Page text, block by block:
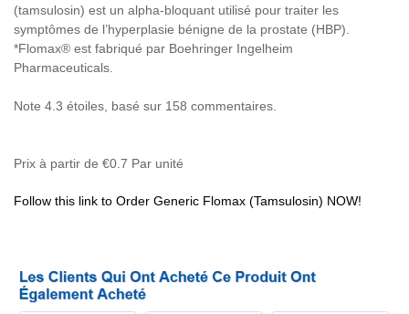
(tamsulosin) est un alpha-bloquant utilisé pour traiter les
symptômes de l’hyperplasie bénigne de la prostate (HBP).
*Flomax® est fabriqué par Boehringer Ingelheim
Pharmaceuticals.
Note 4.3 étoiles, basé sur 158 commentaires.
Prix à partir de €0.7 Par unité
Follow this link to Order Generic Flomax (Tamsulosin) NOW!